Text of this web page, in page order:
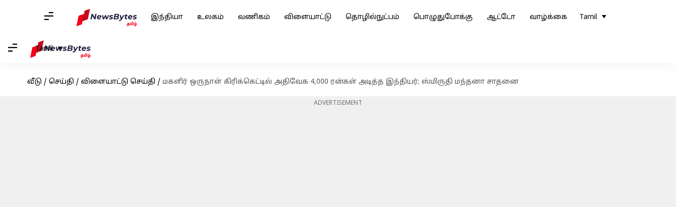
இந்தியா உலகம் வணிகம் விளையாட்டு தொழில்நுட்பம் பொழுதுபோக்கு ஆட்டோ வாழ்க்கை Tamil
Tamil
வீடு / செய்தி / விளையாட்டு செய்தி / மகளிர் ஒருநாள் கிரிக்கெட்டில் அதிவேக 4,000 ரன்கள் அடித்த இந்தியர்; ஸ்மிருதி மந்தனா சாதனை
ADVERTISEMENT